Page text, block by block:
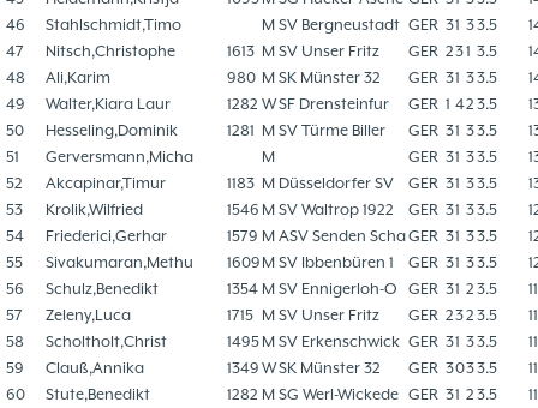
46
Stahlschmidt,Timo M SV Bergneustadt GER 31 33.5
47
Nitsch,Christophe 1613 M SV Unser Fritz GER 231 3.5
48
Ali,Karim 980 M SK Münster 32 GER 31 33.5
49
Walter,Kiara Laur 1282 WSF Drensteinfur GER 1 42 3.5
50
Hesseling,Dominik 1281 M SV Türme Biller GER 31 33.5
51
Gerversmann,Micha M GER 31 33.5
52
Akcapinar,Timur 1183 M Düsseldorfer SV GER 31 33.5
53
Krolik,Wilfried 1546 M SV Waltrop 1922 GER 31 33.5
54
Friederici,Gerhar 1579 M ASV Senden SchaGER 31 33.5
55
Sivakumaran,Methu 1609 M SV Ibbenbüren 1 GER 31 33.5
56
Schulz,Benedikt 1354 M SV Ennigerloh-O GER 31 2 3.5
57
Zeleny,Luca 1715 M SV Unser Fritz GER 232 3.5
58
Scholtholt,Christ 1495 M SV Erkenschwick GER 31 33.5
59
Clauß,Annika 1349 WSK Münster 32 GER 3033.5
60
Stute,Benedikt 1282 M SG Werl-Wickede GER 31 2 3.5